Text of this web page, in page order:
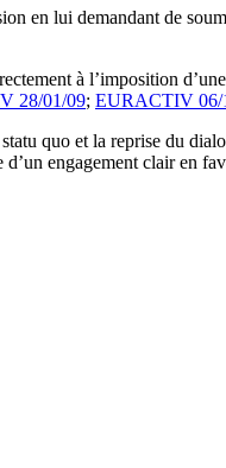
en lui demandant de
à l’imposition
28/01/09; EURACTIV 06/
quo et la reprise du
engagement clair en